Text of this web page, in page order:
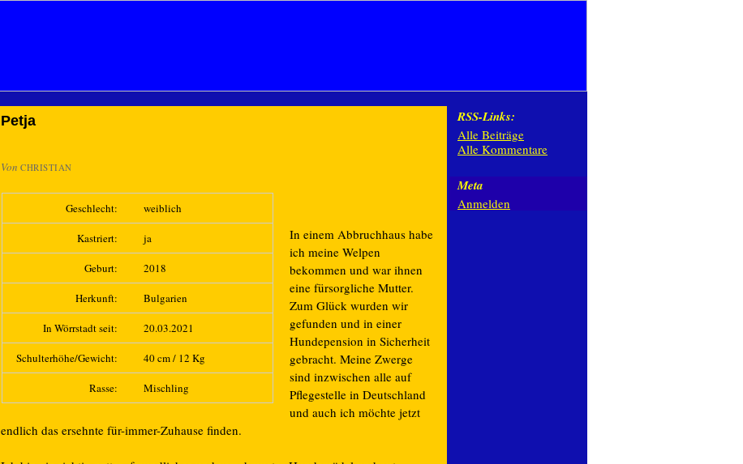
Petja
Von CHRISTIAN
Geschlecht: weiblich
Kastriert: ja
Geburt: 2018
Herkunft: Bulgarien
In Wörrstadt seit: 20.03.2021
Schulterhöhe/Gewicht: 40 cm / 12 Kg
Rasse: Mischling
In einem Abbruchhaus habe
ich meine Welpen
bekommen und war ihnen
eine fürsorgliche Mutter.
Zum Glück wurden wir
gefunden und in einer
Hundepension in Sicherheit
gebracht. Meine Zwerge
sind inzwischen alle auf
Pflegestelle in Deutschland
und auch ich möchte jetzt
endlich das ersehnte für-immer-Zuhause finden.
RSS-Links:
Alle Beiträge
Alle Kommentare
Meta
Anmelden